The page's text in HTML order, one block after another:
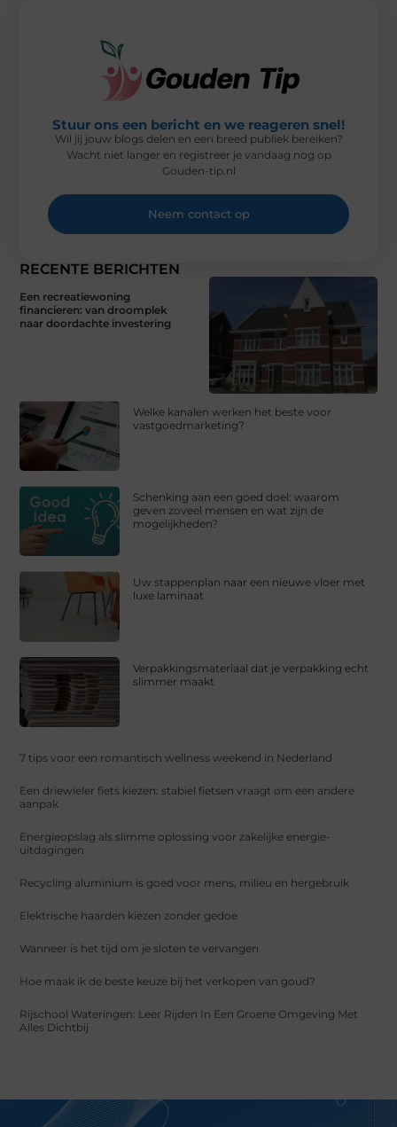
RECENTE BERICHTEN
Een recreatiewoning
financieren: van droomplek
naar doordachte investering
Welke kanalen werken het beste voor
vastgoedmarketing?
Schenking aan een goed doel: waarom
geven zoveel mensen en wat zijn de
mogelijkheden?
Uw stappenplan naar een nieuwe vloer met
luxe laminaat
Verpakkingsmateriaal dat je verpakking echt
slimmer maakt
7 tips voor een romantisch wellness weekend in Nederland
Een driewieler fiets kiezen: stabiel fietsen vraagt om een andere
aanpak
Energieopslag als slimme oplossing voor zakelijke energie-
uitdagingen
Recycling aluminium is goed voor mens, milieu en hergebruik
Elektrische haarden kiezen zonder gedoe
Wanneer is het tijd om je sloten te vervangen
Hoe maak ik de beste keuze bij het verkopen van goud?
Rijschool Wateringen: Leer Rijden In Een Groene Omgeving Met
Alles Dichtbij
Stuur ons een bericht en we reageren snel!
Wil jij jouw blogs delen en een breed publiek bereiken?
Wacht niet langer en registreer je vandaag nog op
Gouden-tip.nl
Neem contact op